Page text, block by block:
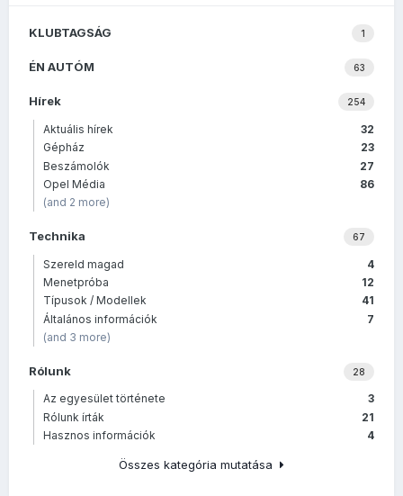
1
KLUBTAGSÁG
63
ÉN AUTÓM
254
Hírek
32
Aktuális hírek
23
Gépház
27
Beszámolók
86
Opel Média
(and 2 more)
67
Technika
4
Szereld magad
12
Menetpróba
41
Típusok / Modellek
7
Általános információk
(and 3 more)
28
Rólunk
3
Az egyesület története
21
Rólunk írták
4
Hasznos információk
Összes kategória mutatása